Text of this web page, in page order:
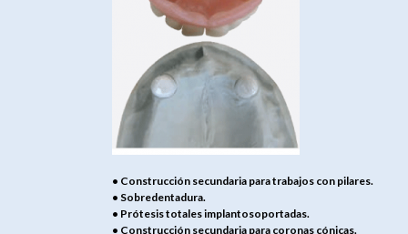
• Construcción secundaria para trabajos con pilares.
• Sobredentadura.
• Prótesis totales implantosoportadas.
• Construcción secundaria para coronas cónicas.